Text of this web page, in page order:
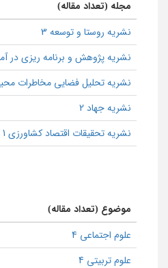
مجله (تعداد مقاله)
نشریه روستا و توسعه 3
نشریه پژوهش و برنامه ریزی در
نشریه تحلیل فضایی مخاطرات
نشریه جهاد 2
نشریه تحقیقات اقتصاد کشاورزی 1
موضوع (تعداد مقاله)
علوم اجتماعی 4
علوم تربیتی 4